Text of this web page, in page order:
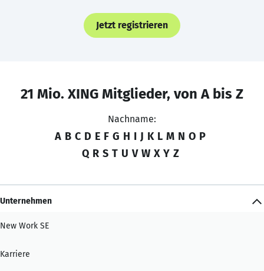
Jetzt registrieren
21 Mio. XING Mitglieder, von A bis Z
Nachname:
A B C D E F G H I J K L M N O P
Q R S T U V W X Y Z
Unternehmen
New Work SE
Karriere